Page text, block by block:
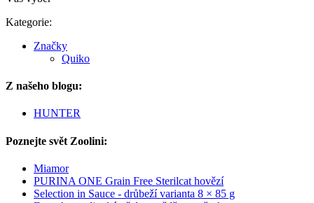
Kategorie:
Značky
Quiko
Z našeho blogu:
HUNTER
Poznejte svět Zoolini:
Miamor
PURINA ONE Grain Free Sterilcat hovězí
Selection in Sauce - drůbeží varianta 8 × 85 g